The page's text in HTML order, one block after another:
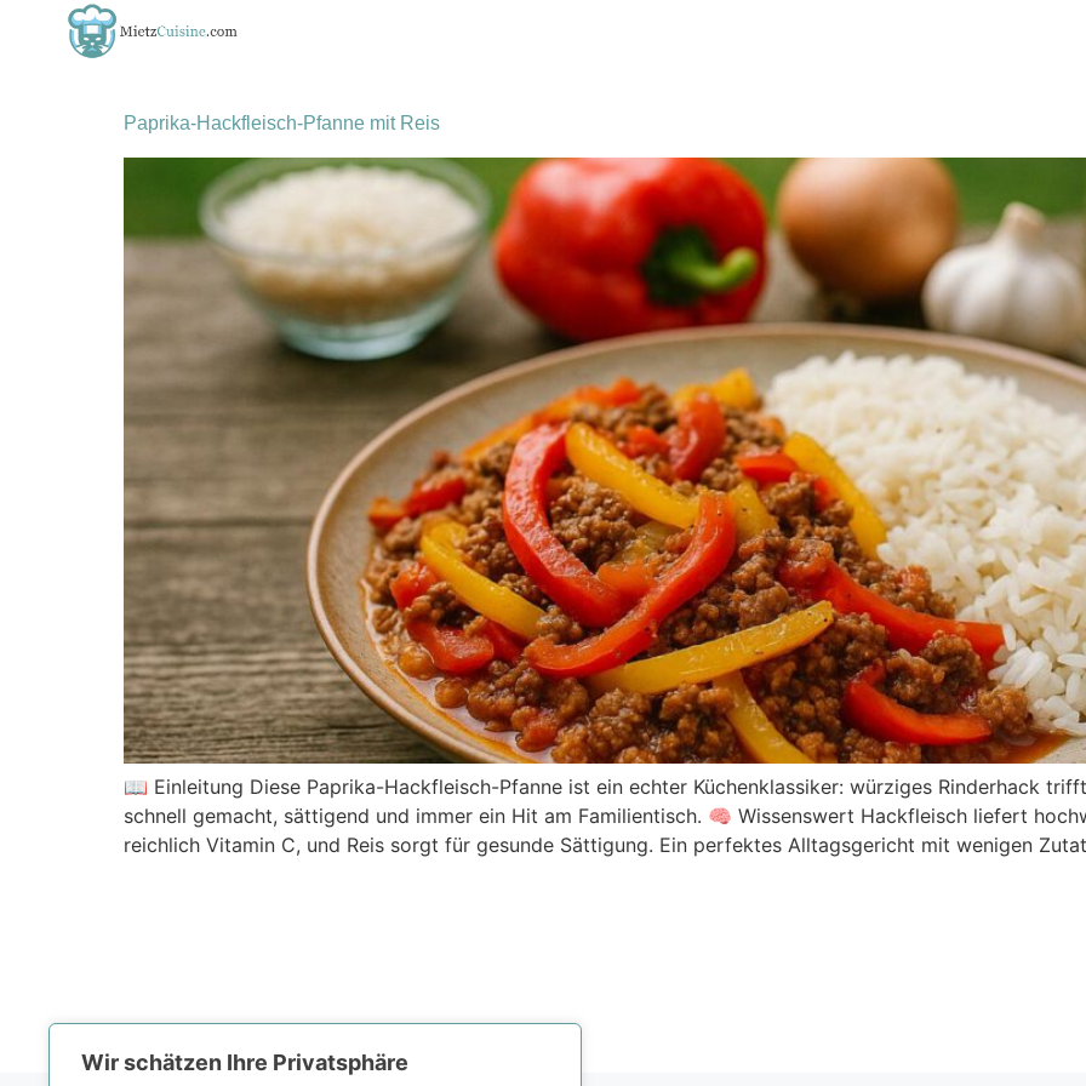
Wir schätzen Ihre Privatsphäre
Schlagwort:
Paprika-Hackfleisch-Pfanne mit Reis
📖 Einleitung Diese Paprika-Hackfleisch-Pfanne ist ein echter Küchenklassiker: würziges Rinderhack
schnell gemacht, sättigend und immer ein Hit am Familientisch. 🧠 Wissenswert Hackfleisch liefert
reichlich Vitamin C, und Reis sorgt für gesunde Sättigung. Ein perfektes Alltagsgericht mit wenigen